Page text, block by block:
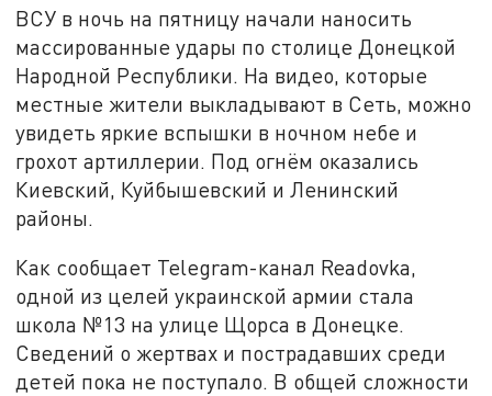
ВСУ в ночь на пятницу начали наносить
массированные удары по столице Донецкой
Народной Республики. На видео, которые
местные жители выкладывают в Сеть, можно
увидеть яркие вспышки в ночном небе и
грохот артиллерии. Под огнём оказались
Киевский, Куйбышевский и Ленинский
районы.
Как сообщает Telegram-канал Readovka,
одной из целей украинской армии стала
школа №13 на улице Щорса в Донецке.
Сведений о жертвах и пострадавших среди
детей пока не поступало. В общей сложности